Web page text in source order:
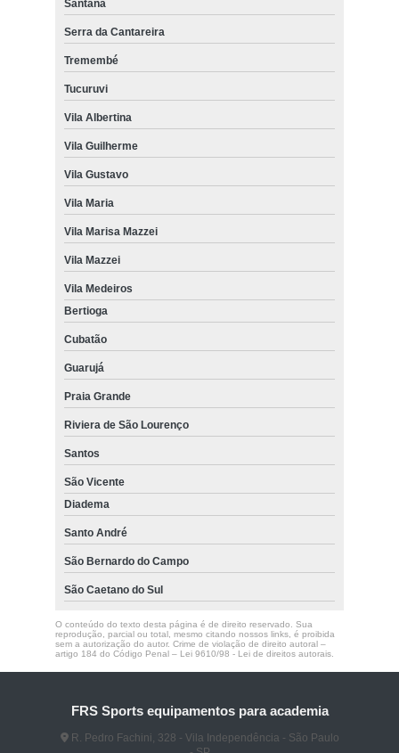
Santana
Serra da Cantareira
Tremembé
Tucuruvi
Vila Albertina
Vila Guilherme
Vila Gustavo
Vila Maria
Vila Marisa Mazzei
Vila Mazzei
Vila Medeiros
Bertioga
Cubatão
Guarujá
Praia Grande
Riviera de São Lourenço
Santos
São Vicente
Diadema
Santo André
São Bernardo do Campo
São Caetano do Sul
O conteúdo do texto desta página é de direito reservado. Sua
reprodução, parcial ou total, mesmo citando nossos links, é proibida
sem a autorização do autor. Crime de violação de direito autoral –
artigo 184 do Código Penal – Lei 9610/98 - Lei de direitos autorais.
FRS Sports equipamentos para academia
R. Pedro Fachini, 328 - Vila Independência - São Paulo